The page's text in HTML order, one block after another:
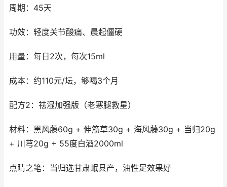
周期：45天
功效：轻度关节酸痛、晨起僵硬
用量：每日2次，每次15ml
成本：约110元/坛，够喝3个月
配方2：祛湿加强版（老寒腿救星）
材料：黑风藤60g + 伸筋草30g + 海风藤30g + 当归20g
+ 川芎20g + 55度白酒2000ml
点睛之笔：当归选甘肃岷县产，油性足效果好